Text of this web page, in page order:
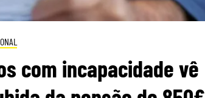
com incapacidade vê